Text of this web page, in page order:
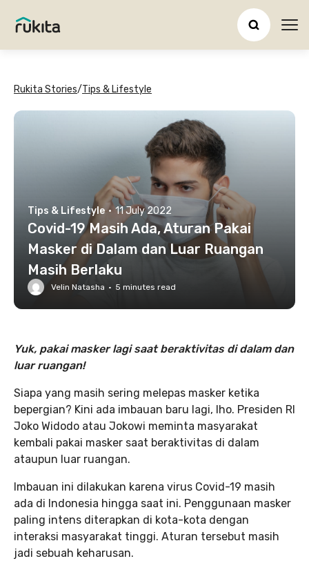
Rukita Stories/Tips & Lifestyle
Tips & Lifestyle · 11 July 2022
Covid-19 Masih Ada, Aturan Pakai
Masker di Dalam dan Luar Ruangan
Masih Berlaku
Velin Natasha · 5 minutes read
Yuk, pakai masker lagi saat beraktivitas di dalam dan
luar ruangan!
Siapa yang masih sering melepas masker ketika
bepergian? Kini ada imbauan baru lagi, lho. Presiden RI
Joko Widodo atau Jokowi meminta masyarakat
kembali pakai masker saat beraktivitas di dalam
ataupun luar ruangan.
Imbauan ini dilakukan karena virus Covid-19 masih
ada di Indonesia hingga saat ini. Penggunaan masker
paling intens diterapkan di kota-kota dengan
interaksi masyarakat tinggi. Aturan tersebut masih
jadi sebuah keharusan.